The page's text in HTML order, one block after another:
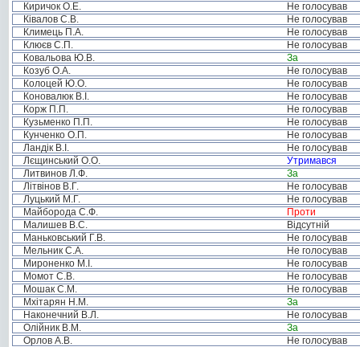
Киричок О.Е.
Не голосував
Ківалов С.В.
Не голосував
Климець П.А.
Не голосував
Клюєв С.П.
Не голосував
Ковальова Ю.В.
За
Козуб О.А.
Не голосував
Колоцей Ю.О.
Не голосував
Коновалюк В.І.
Не голосував
Корж П.П.
Не голосував
Кузьменко П.П.
Не голосував
Кунченко О.П.
Не голосував
Ландік В.І.
Не голосував
Лєщинський О.О.
Утримався
Литвинов Л.Ф.
За
Літвінов В.Г.
Не голосував
Луцький М.Г.
Не голосував
Майборода С.Ф.
Проти
Малишев В.С.
Відсутній
Маньковський Г.В.
Не голосував
Мельник С.А.
Не голосував
Мироненко М.І.
Не голосував
Момот С.В.
Не голосував
Мошак С.М.
Не голосував
Мхітарян Н.М.
За
Наконечний В.Л.
Не голосував
Олійник В.М.
За
Орлов А.В.
Не голосував